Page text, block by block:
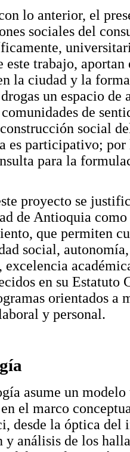
lo anterior, el
sociales del
este trabajo,
la ciudad y la
un espacio
de
social
es participativo;
para la
proyecto se
de Antioquia
que permiten
social,
excelencia
en su
orientados
y personal.
asume un
el marco
desde la óptica
y análisis de los